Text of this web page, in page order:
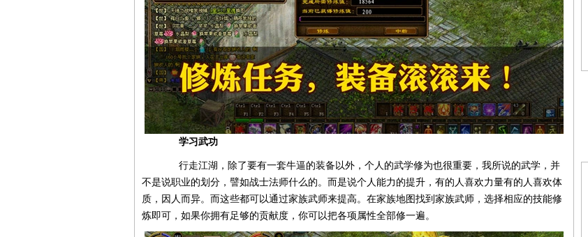
学习武功
行走江湖，除了要有一套牛逼的装备以外，个人的武学修为也很重要，我所说的武学，并
不是说职业的划分，譬如战士法师什么的。而是说个人能力的提升，有的人喜欢力量有的人喜欢体
质，因人而异。而这些都可以通过家族武师来提高。在家族地图找到家族武师，选择相应的技能修
炼即可，如果你拥有足够的贡献度，你可以把各项属性全部修一遍。